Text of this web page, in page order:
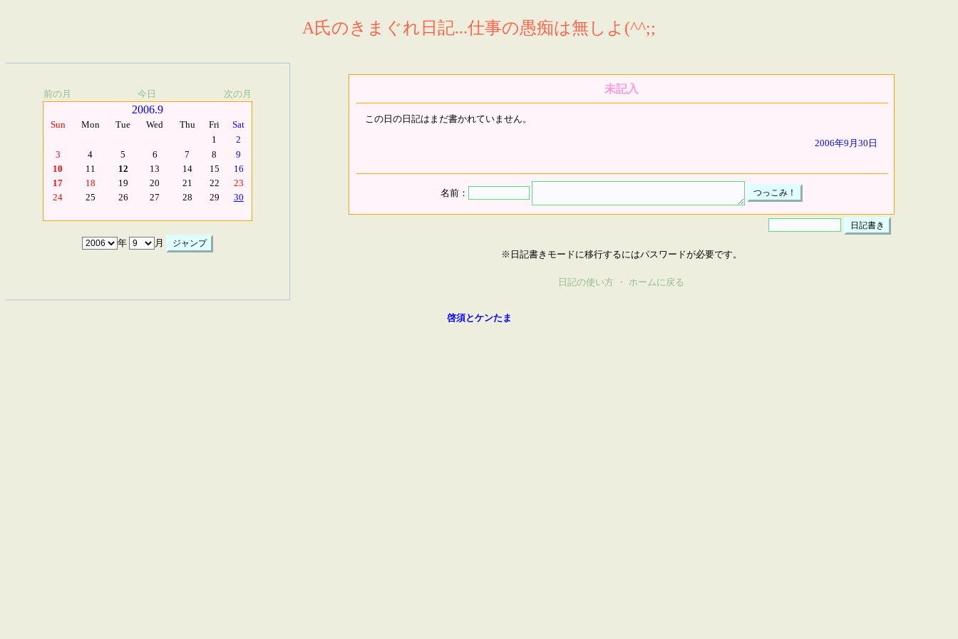
A氏のきまぐれ日記...仕事の愚痴は無しよ(^^;;
前の月 今日 次の月
2006.9
Sun Mon Tue Wed Thu Fri
Sat
1
2
3
4 5 6 7 8
9
10
11 12 13 14 15
16
17
18 19 20 21 22
23
24
25 26 27 28 29 30
年 月
未記入
この日の日記はまだ書かれていません。
2006年9月30日
名前：
※日記書きモードに移行するにはパスワードが必要です。
日記の使い方 ・ ホームに戻る
啓須とケンたま